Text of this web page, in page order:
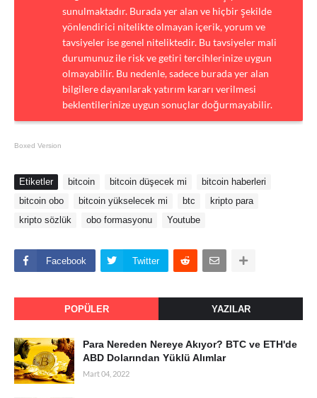
sunulmaktadır. Burada yer alan ve hiçbir şekilde
yönlendirici nitelikte olmayan içerik, yorum ve
tavsiyeler ise genel niteliktedir. Bu tavsiyeler mali
durumunuz ile risk ve getiri tercihlerinize uygun
olmayabilir. Bu nedenle, sadece burada yer alan
bilgilere dayanılarak yatırım kararı verilmesi
beklentilerinize uygun sonuçlar doğurmayabilir.
Boxed Version
Etiketler bitcoin bitcoin düşecek mi
bitcoin haberleri
bitcoin obo
bitcoin yükselecek mi btc
kripto para
kripto sözlük
obo formasyonu Youtube
Facebook Twitter
POPÜLER YAZILAR
Para Nereden Nereye Akıyor? BTC ve ETH'de
ABD Dolarından Yüklü Alımlar
Mart 04, 2022